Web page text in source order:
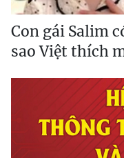
Con gái Salim
sao Việt thích